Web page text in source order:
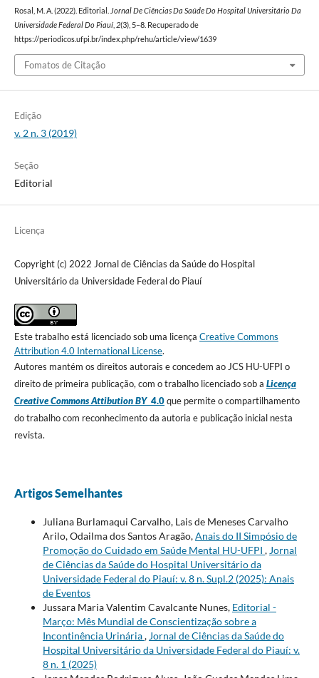
Rosal, M. A. (2022). Editorial.
Jornal De Ciências Da Saúde Do Hospital Universitário Da
Universidade Federal Do Piauí, 2(3), 5–8. Recuperado de
https://periodicos.ufpi.br/index.php/rehu/article/view/1639
Fomatos de Citação
Edição
v. 2 n. 3 (2019)
Seção
Editorial
Licença
Copyright (c) 2022 Jornal de Ciências da Saúde do Hospital
Universitário da Universidade Federal do Piauí
Este trabalho está licenciado sob uma licença Creative Commons
Attribution 4.0 International License.
Autores mantém os direitos autorais e concedem ao JCS HU-UFPI o
direito de primeira publicação, com o trabalho licenciado sob a Licença
Creative Commons Attibution BY4.0que permite o compartilhamento
do trabalho com reconhecimento da autoria e publicação inicial nesta
revista.
Artigos Semelhantes
Juliana Burlamaqui Carvalho, Lais de Meneses Carvalho
Arilo, Odailma dos Santos Aragão,Anais do II Simpósio de
Promoção do Cuidado em Saúde Mental HU-UFPI , Jornal
de Ciências da Saúde do Hospital Universitário da
Universidade Federal do Piauí: v. 8 n. Supl.2 (2025): Anais
de Eventos
Jussara Maria Valentim Cavalcante Nunes, Editorial -
Março: Mês Mundial de Conscientização sobre a
Incontinência Urinária, Jornal de Ciências da Saúde do
Hospital Universitário da Universidade Federal do Piauí: v.
8 n. 1 (2025)